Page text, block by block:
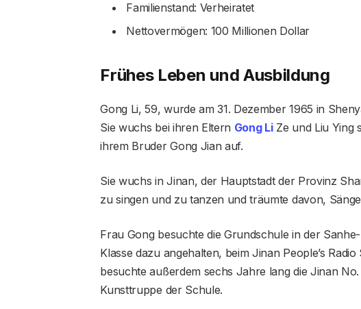
Familienstand: Verheiratet
Nettovermögen: 100 Millionen Dollar
Frühes Leben und Ausbildung
Gong Li, 59, wurde am 31. Dezember 1965 in
Sie wuchs bei ihren Eltern Gong LiZe und Liu Ying
ihrem Bruder Gong Jian auf.
Sie wuchs in Jinan, der Hauptstadt der Provinz
zu singen und zu tanzen und träumte davon,
Frau Gong besuchte die Grundschule in der
Klasse dazu angehalten, beim Jinan People’s
besuchte außerdem sechs Jahre lang die Jinan
Kunsttruppe der Schule.